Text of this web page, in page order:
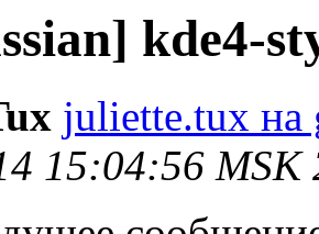
kde4-
juliette.tux на
15:04:56 MSK